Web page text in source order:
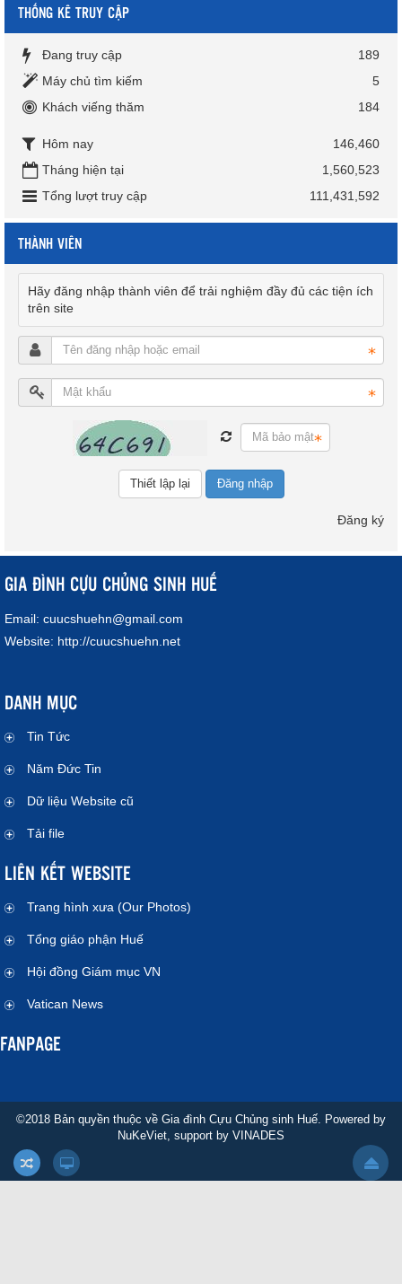
THỐNG KÊ TRUY CẬP
Đang truy cập
189
Máy chủ tìm kiếm
5
Khách viếng thăm
184
Hôm nay
146,460
Tháng hiện tại
1,560,523
Tổng lượt truy cập
111,431,592
THÀNH VIÊN
Hãy đăng nhập thành viên để trải nghiệm đầy đủ các tiện ích
trên site
Đăng nhập
Đăng ký
GIA ĐÌNH CỰU CHỦNG SINH HUẾ
Email: cuucshuehn@gmail.com
Website: http://cuucshuehn.net
DANH MỤC
Tin Tức
Năm Đức Tin
Dữ liệu Website cũ
Tải file
LIÊN KẾT WEBSITE
Trang hình xưa (Our Photos)
Tổng giáo phận Huế
Hội đồng Giám mục VN
Vatican News
FANPAGE
©2018 Bản quyền thuộc về Gia đình Cựu Chủng sinh Huế. Powered by
NuKeViet , support by VINADES